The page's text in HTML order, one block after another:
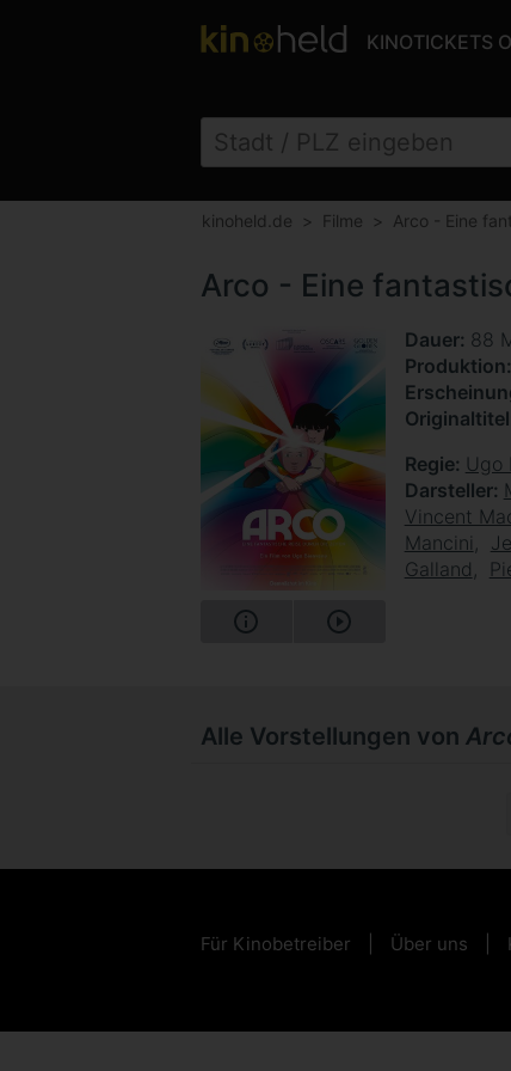
KINOTICKETS
kinoheld.de Filme Arco - Eine
Arco - Eine
Dauer 88
Produktion
Originaltitel
Regie Ugo
Darsteller
Vincent
Mancini
Galland
Alle Vorstellungen von
Für Kinobetreiber Über uns